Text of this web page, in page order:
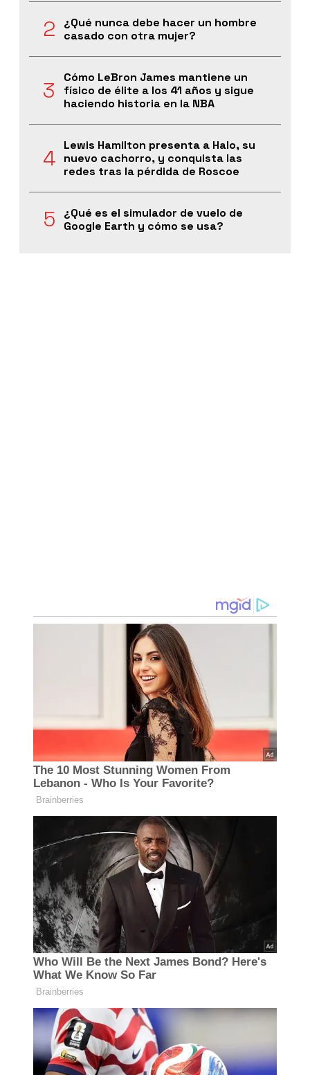
¿Qué nunca debe hacer un hombre
casado con otra mujer?
Cómo LeBron James mantiene un
físico de élite a los 41 años y sigue
haciendo historia en la NBA
Lewis Hamilton presenta a Halo, su
nuevo cachorro, y conquista las
redes tras la pérdida de Roscoe
¿Qué es el simulador de vuelo de
Google Earth y cómo se usa?